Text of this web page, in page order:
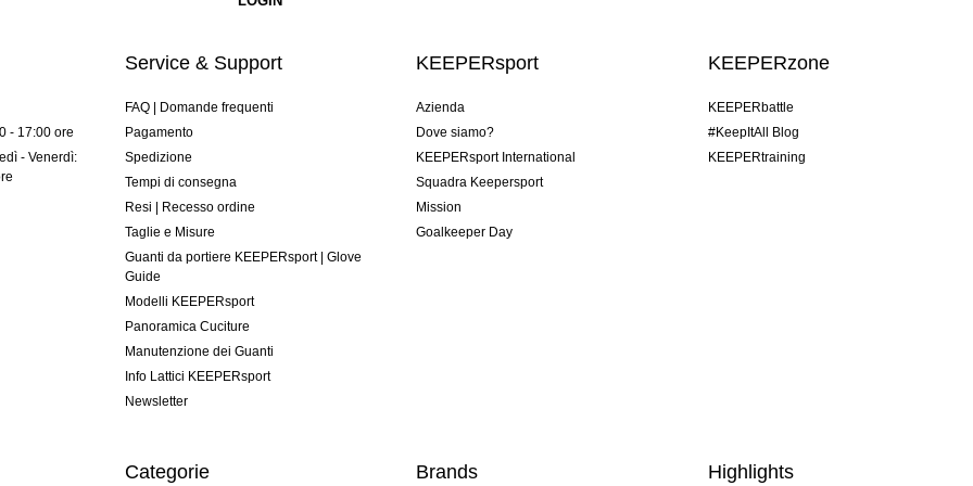
- 17:00 ore
- Venerdì:
Service & Support
FAQ | Domande frequenti
Pagamento
Spedizione
Tempi di consegna
Resi | Recesso ordine
Taglie e Misure
Guanti da portiere KEEPERsport | Glove
Guide
Modelli KEEPERsport
Panoramica Cuciture
Manutenzione dei Guanti
Info Lattici KEEPERsport
Newsletter
KEEPERsport
Azienda
Dove siamo?
KEEPERsport International
Squadra Keepersport
Mission
Goalkeeper Day
KEEPERzone
KEEPERbattle
#KeepItAll Blog
KEEPERtraining
Categorie Brands Highlights